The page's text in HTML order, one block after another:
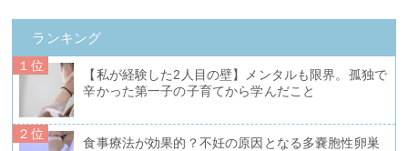
ランキング
１位
【私が経験した2人目の壁】メンタルも限界。孤独で
辛かった第一子の子育てから学んだこと
２位
食事療法が効果的？不妊の原因となる多嚢胞性卵巣